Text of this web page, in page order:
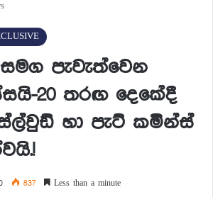
සමග පැවැත්වෙන
20 තරඟ දෙකේදී
හා පැට් කමින්ස්
837 Less than a minute